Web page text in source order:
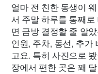
얼마 전 친한 동생이
서 주말 하루를 통째
면 금방 결정할 줄 알
인원, 주차, 동선, 추가
고요. 특히 사진으로
장에서 편한 곳은 꽤